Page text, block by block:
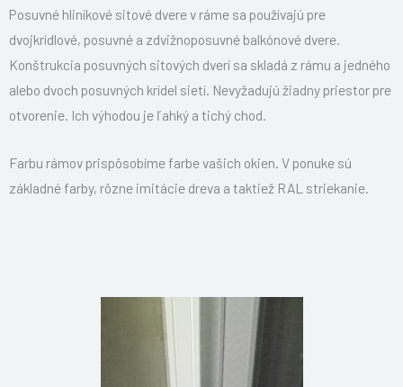
Posuvné hliníkové sitové dvere v ráme sa používajú pre
dvojkrídlové, posuvné a zdvižnoposuvné balkónové dvere.
Konštrukcia posuvných sitových dverí sa skladá z rámu a jedného
alebo dvoch posuvných krídel sietí. Nevyžadujú žiadny priestor pre
otvorenie. Ich výhodou je ľahký a tichý chod.
Farbu rámov prispôsobíme farbe vašich okien. V ponuke sú
základné farby, rôzne imitácie dreva a taktiež RAL striekanie.